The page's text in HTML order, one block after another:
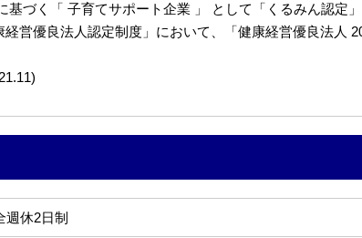
づく「 子育てサポート企業 」 として「くるみん認定
営優良法人認定制度」において、「健康経営優良法人
休2日制